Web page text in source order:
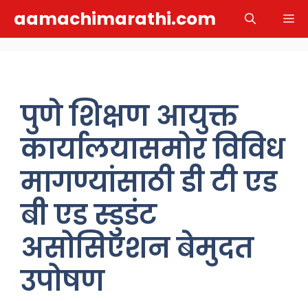
aamachimarathi.com
पुणे शिक्षण आयुक्त
कार्यालयासमोर विविध
मागण्यांसाठी डी टी एड
बी एड स्डुडंट
असोसिएशन बेमुदत
उपोषण